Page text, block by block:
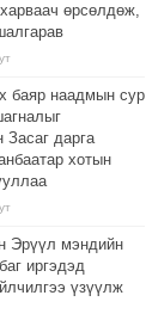
өрсөлдөж,
баяр наадмын сур
Засаг дарга
хотын
Эрүүл мэндийн
иргэдэд
үзүүлж